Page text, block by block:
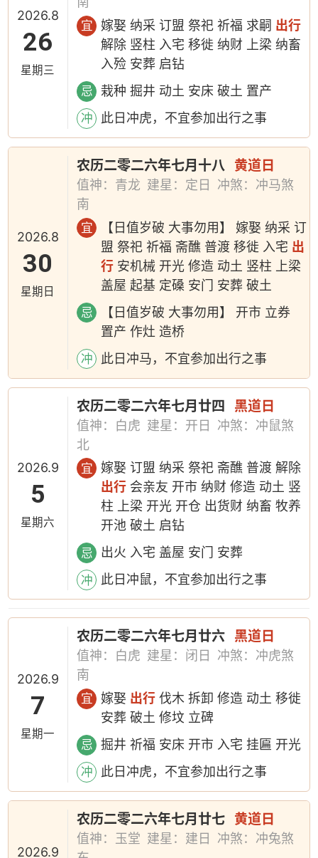
2026.8
26
星期三
宜 嫁娶 纳采 订盟 祭祀 祈福 求嗣 出行
解除 竖柱 入宅 移徙 纳财 上梁 纳畜
入殓 安葬 启钻
忌 栽种 掘井 动土 安床 破土 置产
冲 此日冲虎，不宜参加出行之事
2026.8
30
星期日
农历二零二六年七月十八 黄道日
值神：青龙 建星：定日
冲煞：冲马煞
南
宜
【日值岁破 大事勿用】 嫁娶 纳采 订
盟 祭祀 祈福 斋醮 普渡 移徙 入宅 出
行 安机械 开光 修造 动土 竖柱 上梁
盖屋 起基 定磉 安门 安葬 破土
忌
【日值岁破 大事勿用】 开市 立券
置产 作灶 造桥
冲 此日冲马，不宜参加出行之事
2026.9
5
星期六
农历二零二六年七月廿四 黑道日
值神：白虎 建星：开日
冲煞：冲鼠煞
北
宜
嫁娶 订盟 纳采 祭祀 斋醮 普渡 解除
出行 会亲友 开市 纳财 修造 动土 竖
柱 上梁 开光 开仓 出货财 纳畜 牧养
开池 破土 启钻
忌 出火 入宅 盖屋 安门 安葬
冲 此日冲鼠，不宜参加出行之事
2026.9
7
星期一
农历二零二六年七月廿六 黑道日
值神：白虎 建星：闭日
冲煞：冲虎煞
南
宜 嫁娶 出行 伐木 拆卸 修造 动土 移徙
安葬 破土 修坟 立碑
忌 掘井 祈福 安床 开市 入宅 挂匾 开光
冲 此日冲虎，不宜参加出行之事
2026.9
农历二零二六年七月廿七 黄道日
值神：玉堂 建星：建日
冲煞：冲兔煞